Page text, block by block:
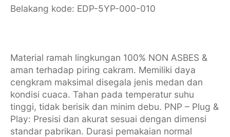
Belakang kode: EDP-5YP-000-010
Material ramah lingkungan 100% NON ASBES &
aman terhadap piring cakram. Memiliki daya
cengkram maksimal disegala jenis medan dan
kondisi cuaca. Tahan pada temperatur suhu
tinggi, tidak berisik dan minim debu. PNP – Plug &
Play: Presisi dan akurat sesuai dengan dimensi
standar pabrikan. Durasi pemakaian normal